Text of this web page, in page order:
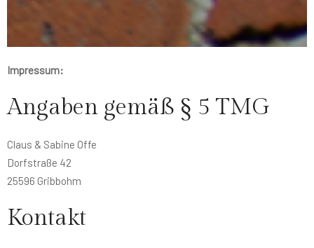
Impressum:
Angaben gemäß § 5 TMG
Claus & Sabine Offe
Dorfstraße 42
25596 Gribbohm
Kontakt